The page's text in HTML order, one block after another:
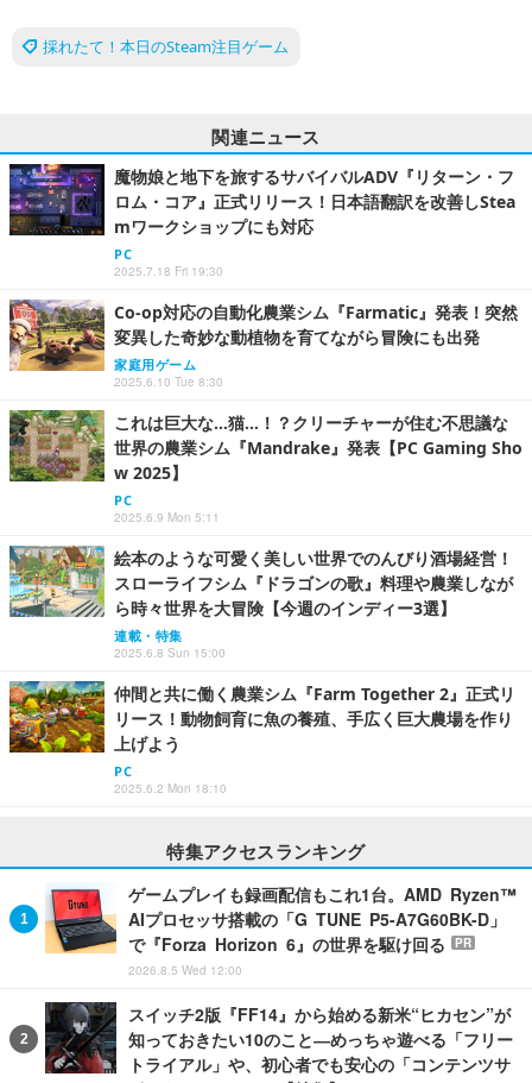
採れたて！本日のSteam注目ゲーム
関連ニュース
魔物娘と地下を旅するサバイバルADV『リターン・フ
ロム・コア』正式リリース！日本語翻訳を改善しStea
mワークショップにも対応
PC
2025.7.18 Fri 19:30
Co-op対応の自動化農業シム『Farmatic』発表！突然
変異した奇妙な動植物を育てながら冒険にも出発
家庭用ゲーム
2025.6.10 Tue 8:30
これは巨大な…猫…！？クリーチャーが住む不思議な
世界の農業シム『Mandrake』発表【PC Gaming Sho
w 2025】
PC
2025.6.9 Mon 5:11
絵本のような可愛く美しい世界でのんびり酒場経営！
スローライフシム『ドラゴンの歌』料理や農業しなが
ら時々世界を大冒険【今週のインディー3選】
連載・特集
2025.6.8 Sun 15:00
仲間と共に働く農業シム『Farm Together 2』正式リ
リース！動物飼育に魚の養殖、手広く巨大農場を作り
上げよう
PC
2025.6.2 Mon 18:10
特集アクセスランキング
ゲームプレイも録画配信もこれ1台。AMD Ryzen™
AIプロセッサ搭載の「G TUNE P5-A7G60BK-D」
で『Forza Horizon 6』の世界を駆け回る
PR
2026.8.5 Wed 12:00
スイッチ2版『FF14』から始める新米“ヒカセン”が
知っておきたい10のこと―めっちゃ遊べる「フリー
トライアル」や、初心者でも安心の「コンテンツサ